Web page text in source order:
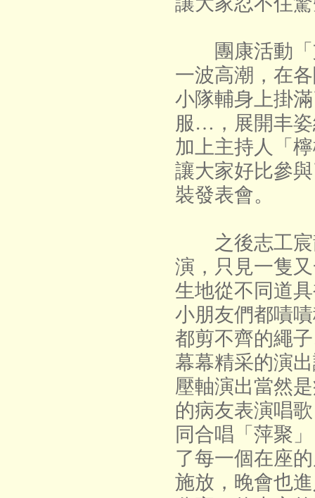
團康活動「
一波高潮，在
小隊輔身上掛
服…，展開丰
加上主持人「
讓大家好比參
裝發表會。
之後志工宸
演，只見一隻
生地從不同道
小朋友們都嘖
都剪不齊的繩
幕幕精采的演
壓軸演出當然
的病友表演唱
同合唱「萍聚
了每一個在座
施放，晚會也